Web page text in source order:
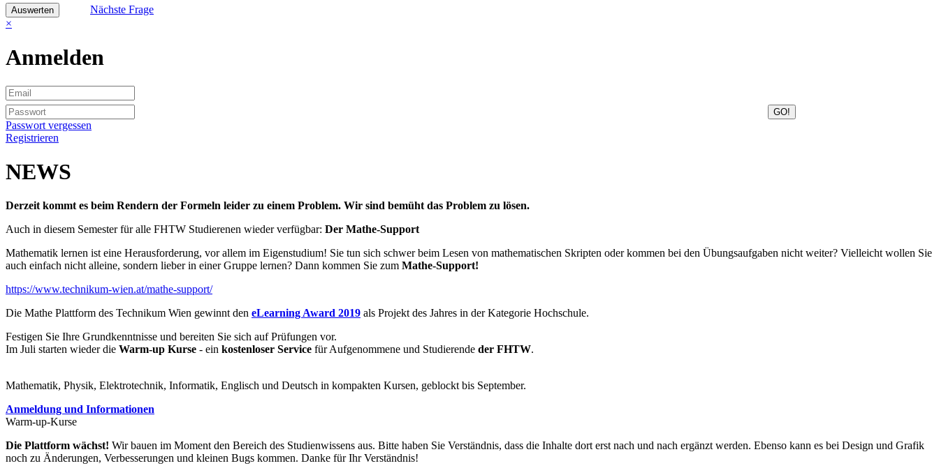
Nächste Frage
×
Anmelden
Passwort vergessen
Registrieren
NEWS
Derzeit kommt es beim Rendern der Formeln leider zu einem Problem. Wir sind bemüht das Problem zu lösen.
Auch in diesem Semester für alle FHTW Studierenen wieder verfügbar: Der Mathe-Support
Mathematik lernen ist eine Herausforderung, vor allem im Eigenstudium! Sie tun sich schwer beim Lesen von mathematischen Skripten oder kommen bei den Übungsaufgaben nicht weiter? Vielleicht wollen Sie
auch einfach nicht alleine, sondern lieber in einer Gruppe lernen? Dann kommen Sie zum Mathe-Support!
https://www.technikum-wien.at/mathe-support/
Die Mathe Plattform des Technikum Wien gewinnt den eLearning Award 2019 als Projekt des Jahres in der Kategorie Hochschule.
Festigen Sie Ihre Grundkenntnisse und bereiten Sie sich auf Prüfungen vor.
Im Juli starten wieder die Warm-up Kurse - ein kostenloser Service für Aufgenommene und Studierende der FHTW.
Mathematik, Physik, Elektrotechnik, Informatik, Englisch und Deutsch in kompakten Kursen, geblockt bis September.
Anmeldung und Informationen
Warm-up-Kurse
Die Plattform wächst! Wir bauen im Moment den Bereich des Studienwissens aus. Bitte haben Sie Verständnis, dass die Inhalte dort erst nach und nach ergänzt werden. Ebenso kann es bei Design und Grafik
noch zu Änderungen, Verbesserungen und kleinen Bugs kommen. Danke für Ihr Verständnis!